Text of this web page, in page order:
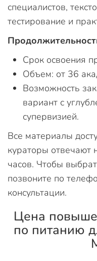
специалистов,
тестирование и
Срок освоения
Объем: от 36
Возможность
вариант с
супервизией.
Все материалы
кураторы отвечают
часов. Чтобы
позвоните по
консультации.
Цена
по питанию